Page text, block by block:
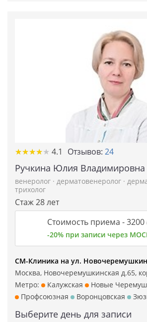
★★★★★
★★★★★ 4.1 Отзывов: 24
Ручкина Юлия Владимировна
венеролог · дерматовенеролог ·
трихолог
Стаж 28 лет
Стоимость приема -3200
-20% при записи через
СМ-Клиника на ул.
Москва, Новочеремушкинская д.65,
Метро:
Калужская
Новые
Профсоюзная
Воронцовская
Выберите день для записи